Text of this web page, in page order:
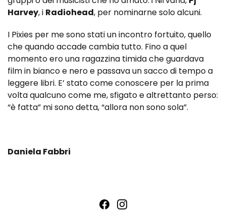
Harvey, i Radiohead, per nominarne solo alcuni.
I Pixies per me sono stati un incontro fortuito, quello
che quando accade cambia tutto. Fino a quel
momento ero una ragazzina timida che guardava
film in bianco e nero e passava un sacco di tempo a
leggere libri. E’ stato come conoscere per la prima
volta qualcuno come me, sfigato e altrettanto perso:
“è fatta” mi sono detta, “allora non sono sola”.
Daniela Fabbri